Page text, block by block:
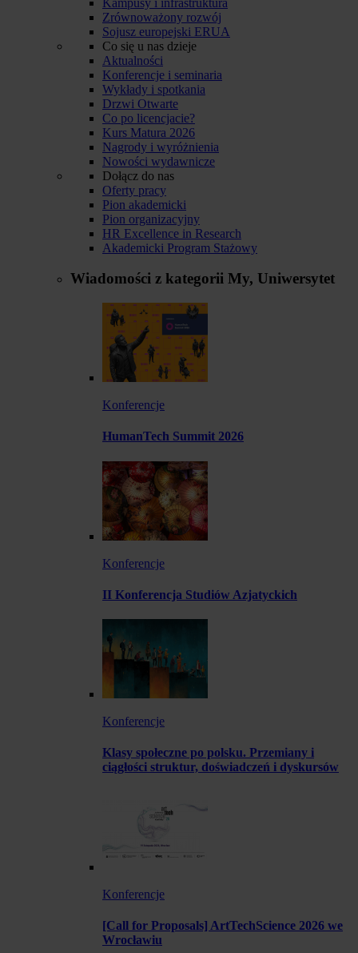
Zrównoważony rozwój
Sojusz europejski ERUA
Co się u nas dzieje
Aktualności
Konferencje i seminaria
Wykłady i spotkania
Drzwi Otwarte
Co po licencjacie?
Kurs Matura 2026
Nagrody i wyróżnienia
Nowości wydawnicze
Dołącz do nas
Oferty pracy
Pion akademicki
Pion organizacyjny
HR Excellence in Research
Akademicki Program Stażowy
Wiadomości z kategorii My, Uniwersytet
Konferencje
HumanTech Summit 2026
Konferencje
II Konferencja Studiów Azjatyckich
Konferencje
Klasy społeczne po polsku. Przemiany i
ciągłości struktur, doświadczeń i dyskursów
Konferencje
[Call for Proposals] ArtTechScience 2026 we
Wrocławiu